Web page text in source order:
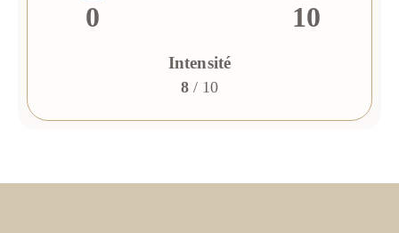
0 10
Intensité
8 / 10